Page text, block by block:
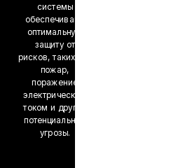
системы
обеспечивают
оптимальную
защиту от
рисков, таких как
пожар,
поражение
электрическим
током и другие
потенциальные
угрозы.